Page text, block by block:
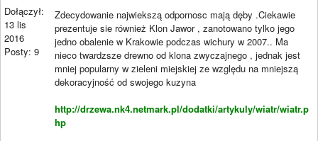
Dołączył:
13 lis
2016
Posty: 9
Zdecydowanie najwiekszą odpornosc mają dęby .Ciekawie
prezentuje sie również Klon Jawor , zanotowano tylko jego
jedno obalenie w Krakowie podczas wichury w 2007.. Ma
nieco twardzsze drewno od klona zwyczajnego , jednak jest
mniej popularny w zieleni miejskiej ze względu na mniejszą
dekoracyjność od swojego kuzyna
http://drzewa.nk4.netmark.pl/dodatki/artykuly/wiatr/wiatr.p
hp